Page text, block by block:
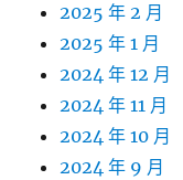
2025 年 2 月
2025 年 1 月
2024 年 12 月
2024 年 11 月
2024 年 10 月
2024 年 9 月